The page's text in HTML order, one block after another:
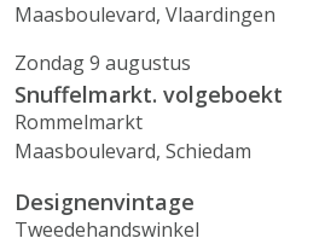
Maasboulevard, Vlaardingen
Zondag 9 augustus
Snuffelmarkt. volgeboekt
Rommelmarkt
Maasboulevard, Schiedam
Designenvintage
Tweedehandswinkel